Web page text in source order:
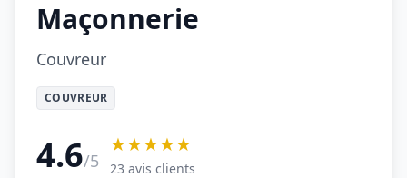
Maçonnerie
Couvreur
COUVREUR
4.6/5
★★★★★
23 avis clients